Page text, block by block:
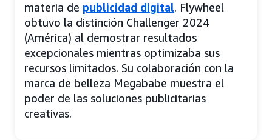
materia de publicidad digital. Flywheel
obtuvo la distinción Challenger 2024
(América) al demostrar resultados
excepcionales mientras optimizaba sus
recursos limitados. Su colaboración con la
marca de belleza Megababe muestra el
poder de las soluciones publicitarias
creativas.